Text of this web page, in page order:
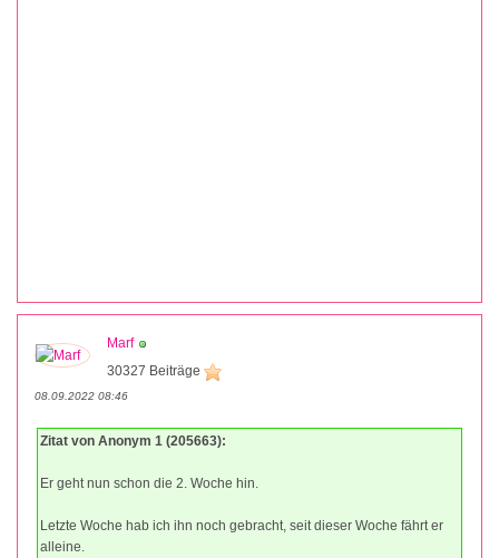
Marf
30327 Beiträge
08.09.2022 08:46
Zitat von Anonym 1 (205663):
Er geht nun schon die 2. Woche hin.
Letzte Woche hab ich ihn noch gebracht, seit dieser Woche fährt er
alleine.